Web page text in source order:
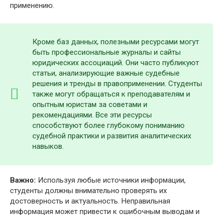
применению.
Кроме баз данных, полезными ресурсами могут
быть профессиональные журналы и сайты
юридических ассоциаций. Они часто публикуют
статьи, анализирующие важные судебные
решения и тренды в правоприменении. Студенты
также могут обращаться к преподавателям и
опытным юристам за советами и
рекомендациями. Все эти ресурсы
способствуют более глубокому пониманию
судебной практики и развития аналитических
навыков.
Важно: Используя любые источники информации,
студенты должны внимательно проверять их
достоверность и актуальность. Неправильная
информация может привести к ошибочным выводам и